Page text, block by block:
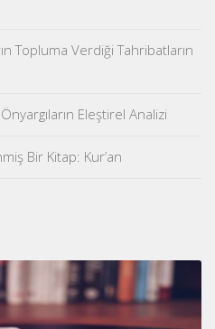
Topluma Verdiği Tahribatların
Eleştirel Analizi
Bir Kitap: Kur’an